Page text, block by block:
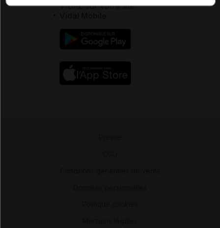
VIDAL sur votre site